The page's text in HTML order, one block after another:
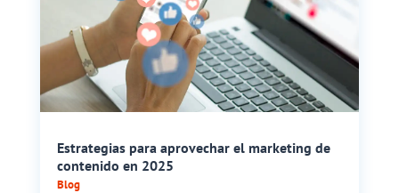
Estrategias para aprovechar el marketing de
contenido en 2025
Blog